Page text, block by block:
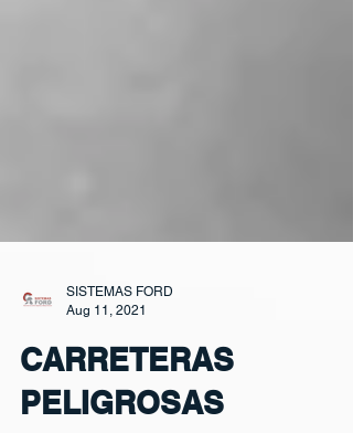
Aug 11, 2021
CARRETERAS